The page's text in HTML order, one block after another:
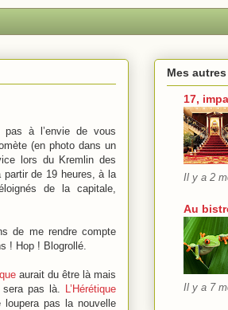
à l’envie de vous
(en photo dans un
lors du Kremlin des
partir de 19 heures, à la
de la capitale,
de me rendre compte
! Hop ! Blogrollé.
aurait du être là mais
sera pas là. L’Hérétique
pas la nouvelle
Mes
17,
Il y a 2
Au
Il y a 7